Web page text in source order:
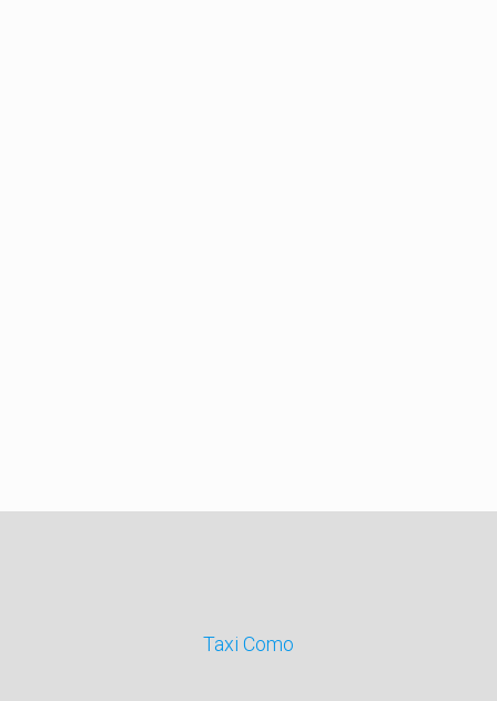
Taxi Como